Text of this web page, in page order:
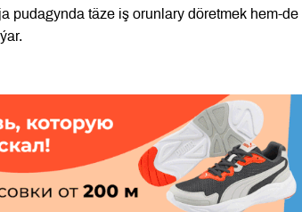
pudagynda täze iş orunlary döretmek hem-